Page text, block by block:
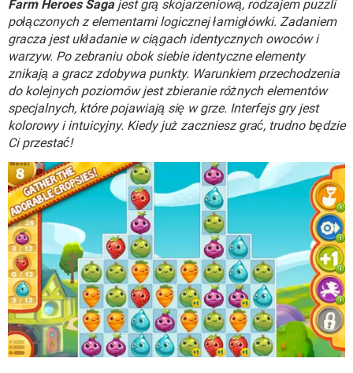
WINDOWS 10
Farm Heroes Sagajest grą skojarzeniową, rodzajem puzzli
połączonych z elementami logicznej łamigłówki. Zadaniem
gracza jest układanie w ciągach identycznych owoców i
warzyw. Po zebraniu obok siebie identyczne elementy
znikają a gracz zdobywa punkty. Warunkiem przechodzenia
do kolejnych poziomów jest zbieranie różnych elementów
specjalnych, które pojawiają się w grze. Interfejs gry jest
kolorowy i intuicyjny. Kiedy już zaczniesz grać, trudno będzie
Ci przestać!